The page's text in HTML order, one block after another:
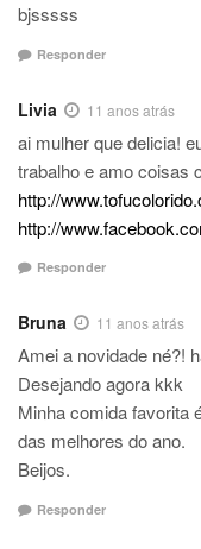
bjsssss
Responder
Livia 11 anos atrás
ai mulher que delicia!
trabalho e amo coisas
http://
http://
Responder
Bruna 11 anos atrás
Amei a novidade né?!
Desejando agora kkk
Minha comida favorita
das melhores do ano.
Beijos.
Responder